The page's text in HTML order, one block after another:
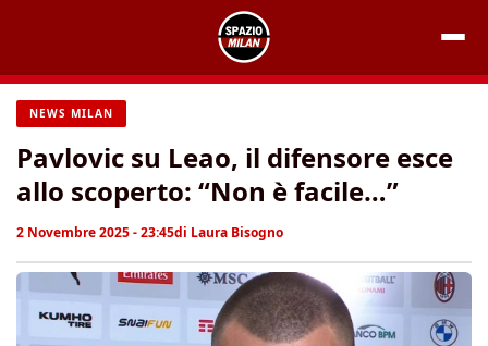
contenuto
NEWS MILAN
Pavlovic su Leao, il difensore esce
allo scoperto: “Non è facile…”
2 Novembre 2025 - 23:45di Laura Bisogno